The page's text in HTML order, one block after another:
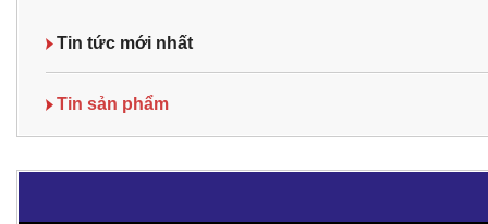
Tin tức mới nhất
Tin sản phẩm